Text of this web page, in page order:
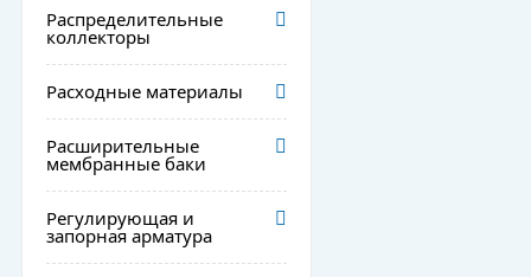
Распределительные
коллекторы
Расходные материалы
Расширительные
мембранные баки
Регулирующая и
запорная арматура